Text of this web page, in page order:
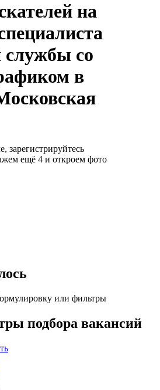
на
службы со
в
зарегистрируйтесь
ещё 4 и откроем фото
или фильтры
подбора вакансий